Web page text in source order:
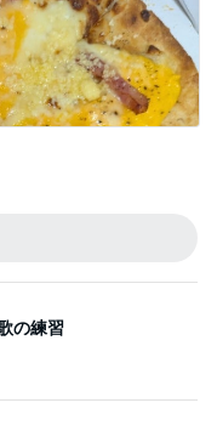
の練習